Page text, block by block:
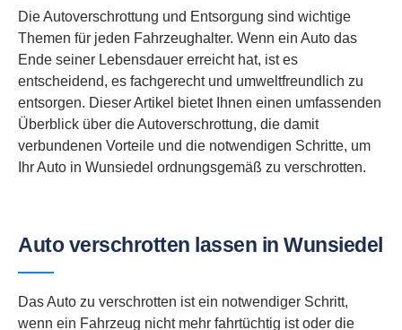
Die Autoverschrottung und Entsorgung sind wichtige
Themen für jeden Fahrzeughalter. Wenn ein Auto das
Ende seiner Lebensdauer erreicht hat, ist es
entscheidend, es fachgerecht und umweltfreundlich zu
entsorgen. Dieser Artikel bietet Ihnen einen umfassenden
Überblick über die Autoverschrottung, die damit
verbundenen Vorteile und die notwendigen Schritte, um
Ihr Auto in Wunsiedel ordnungsgemäß zu verschrotten.
Auto verschrotten lassen in Wunsiedel
Das Auto zu verschrotten ist ein notwendiger Schritt,
wenn ein Fahrzeug nicht mehr fahrtüchtig ist oder die